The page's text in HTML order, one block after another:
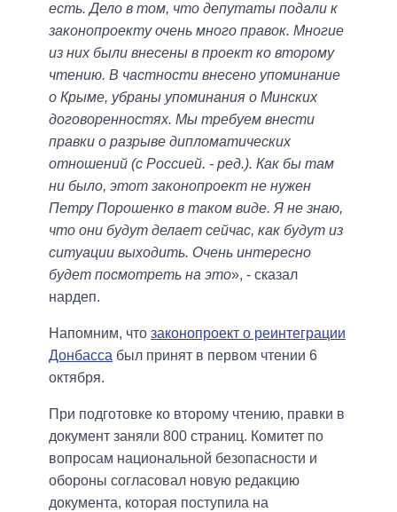
есть. Дело в том, что депутаты подали к
законопроекту очень много правок. Многие
из них были внесены в проект ко второму
чтению. В частности внесено упоминание
о Крыме, убраны упоминания о Минских
договоренностях. Мы требуем внести
правки о разрыве дипломатических
отношений (с Россией. - ред.). Как бы там
ни было, этот законопроект не нужен
Петру Порошенко в таком виде. Я не знаю,
что они будут делает сейчас, как будут из
ситуации выходить. Очень интересно
будет посмотреть на это», - сказал
нардеп.
Напомним, что законопроект о реинтеграции
Донбасса был принят в первом чтении 6
октября.
При подготовке ко второму чтению, правки в
документ заняли 800 страниц. Комитет по
вопросам национальной безопасности и
обороны согласовал новую редакцию
документа, которая поступила на